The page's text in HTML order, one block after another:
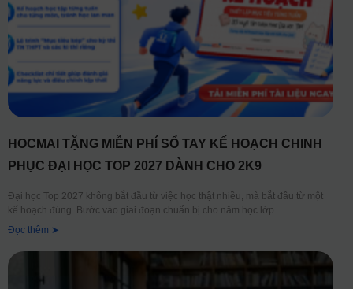
HOCMAI TẶNG MIỄN PHÍ SỔ TAY KẾ HOẠCH CHINH
PHỤC ĐẠI HỌC TOP 2027 DÀNH CHO 2K9
Đại học Top 2027 không bắt đầu từ việc học thật nhiều, mà bắt đầu từ một
kế hoạch đúng. Bước vào giai đoạn chuẩn bị cho năm học lớp
Đọc thêm ➤